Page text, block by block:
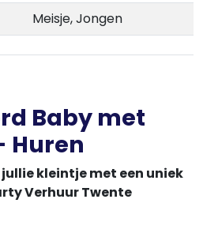
Meisje, Jongen
Baby met
Huren
kleintje met een uniek
Verhuur Twente